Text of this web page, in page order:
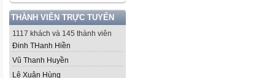
THÀNH VIÊN TRỰC TUYẾN
1117 khách và 145 thành viên
Đinh THanh Hiền
Vũ Thanh Huyền
Lê Xuân Hùng